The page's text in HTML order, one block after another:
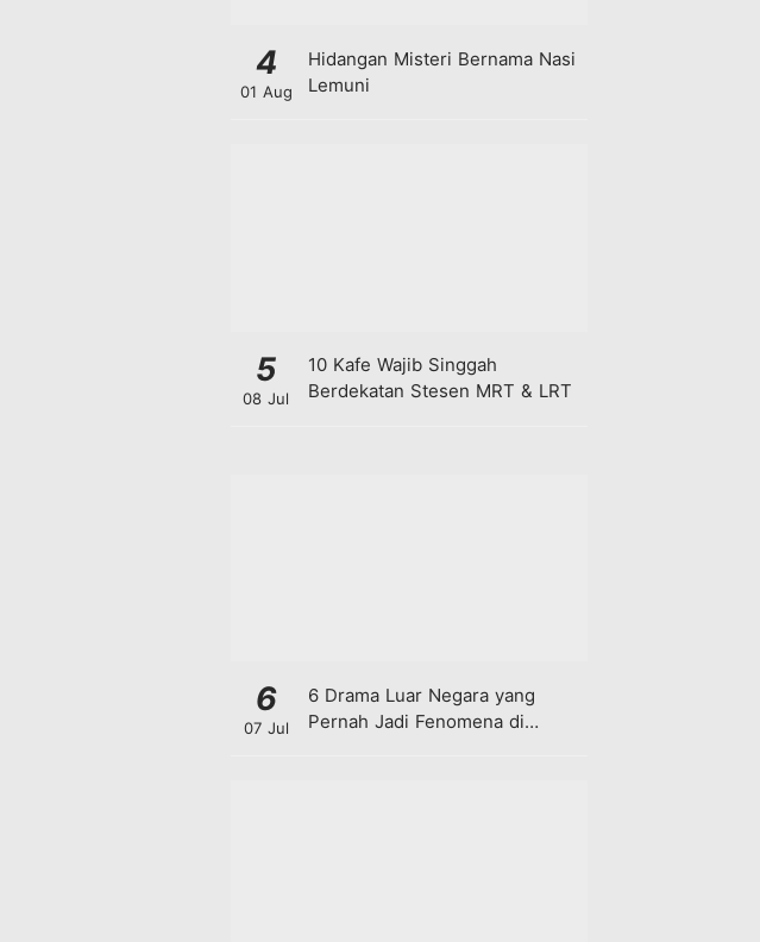
4
01 Aug
Hidangan Misteri Bernama Nasi
Lemuni
5
08 Jul
10 Kafe Wajib Singgah
Berdekatan Stesen MRT & LRT
6
07 Jul
6 Drama Luar Negara yang
Pernah Jadi Fenomena di